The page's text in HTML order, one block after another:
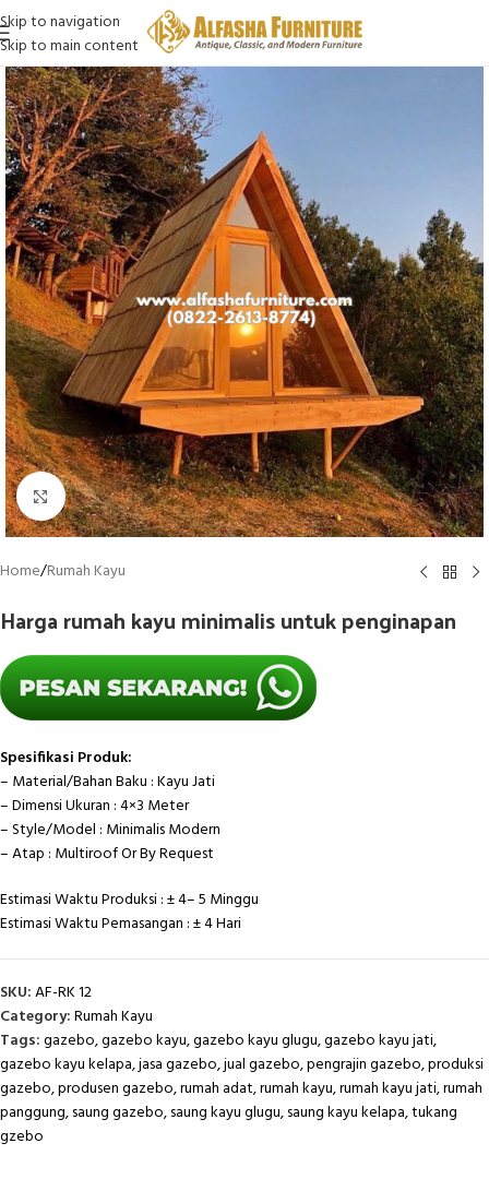
Skip to navigation
Skip to main content
Click to enlarge
Home/Rumah Kayu
Harga rumah kayu minimalis untuk penginapan
Spesifikasi Produk:
– Material/Bahan Baku : Kayu Jati
– Dimensi Ukuran : 4×3 Meter
– Style/Model : Minimalis Modern
– Atap : Multiroof Or By Request
Estimasi Waktu Produksi : ± 4– 5 Minggu
Estimasi Waktu Pemasangan : ± 4 Hari
SKU:AF-RK 12
Category:Rumah Kayu
Tags:gazebo,gazebo kayu,gazebo kayu glugu,gazebo kayu jati,
gazebo kayu kelapa,jasa gazebo,jual gazebo,pengrajin gazebo,produksi
gazebo,produsen gazebo,rumah adat,rumah kayu,rumah kayu jati,rumah
panggung,saung gazebo,saung kayu glugu,saung kayu kelapa,tukang
gzebo